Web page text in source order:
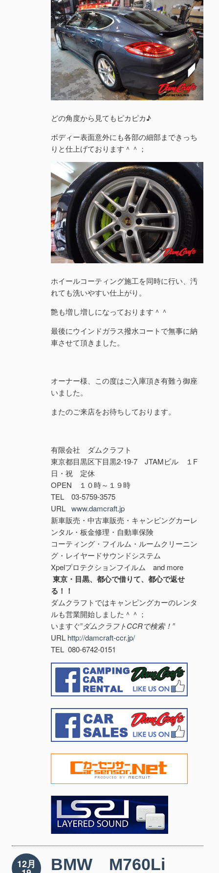
どの角度から見てもピカピカ♪
ボディー表面意外にも各部の細部まできっち
りと仕上げております＾＾；
ホイールコーティング施工を同時に行い、汚
れても洗いやすい仕上がり。
艶も増し増しになっております＾＾
最後にウインドガラス撥水コートで無事に納
車させて頂きました。
オーナー様、この度はご入庫頂き有難う御座
いました。
またのご来店をお待ちしております。
有限会社 ダムクラフト
東京都目黒区下目黒2-19-7 JTAMビル １F
日・祝 定休
OPEN １０時～１９時
TEL 03-5759-3575
URL www.damcraft.jp
新車販売・中古車販売・キャンピングカーレ
ンタル・板金修理・自動車保険
コーティング・フイルム・ルームクリーニン
グ・レイヤードサウンドシステム
Xpelプロテクションフイルム and more
東京・目黒、都心で借りて、都心で返せ
る！！
ダムクラフトではキャンピングカーのレンタ
ルも営業開始しました＾＾；
いますぐ”ダムクラフトCCRで検索！”
URL http://damcraft-ccr.jp/
TEL 080-6742-0151
12月 BMW M760Li